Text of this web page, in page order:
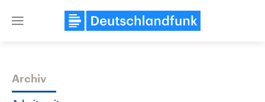
Close
Themen
Archiv